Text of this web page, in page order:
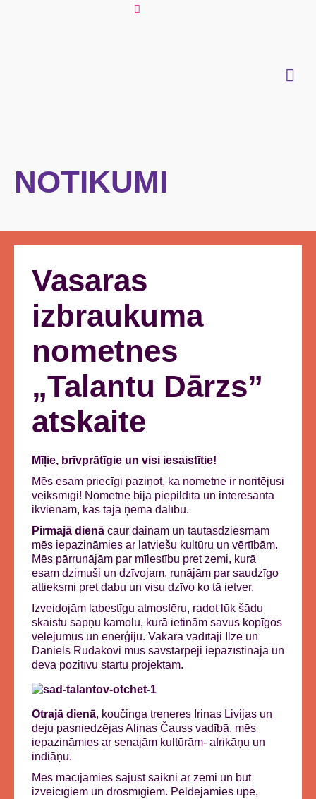
NOTIKUMI
Vasaras
izbraukuma
nometnes
„Talantu Dārzs”
atskaite
Mīļie, brīvprātīgie un visi iesaistītie!
Mēs esam priecīgi paziņot, ka nometne ir noritējusi
veiksmīgi! Nometne bija piepildīta un interesanta
ikvienam, kas tajā ņēma dalību.
Pirmajā dienā caur dainām un tautasdziesmām
mēs iepazināmies ar latviešu kultūru un vērtībām.
Mēs pārrunājām par mīlestību pret zemi, kurā
esam dzimuši un dzīvojam, runājām par saudzīgo
attieksmi pret dabu un visu dzīvo ko tā ietver.
Izveidojām labestīgu atmosfēru, radot lūk šādu
skaistu sapņu kamolu, kurā ietinām savus kopīgos
vēlējumus un enerģiju. Vakara vadītāji Ilze un
Daniels Rudakovi mūs savstarpēji iepazīstināja un
deva pozitīvu startu projektam.
Otrajā dienā, koučinga treneres Irinas Livijas un
deju pasniedzējas Alinas Čauss vadībā, mēs
iepazināmies ar senajām kultūrām- afrikāņu un
indiāņu.
Mēs mācījāmies sajust saikni ar zemi un būt
izveicīgiem un drosmīgiem. Peldējāmies upē,